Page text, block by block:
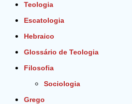
Teologia
Escatologia
Hebraico
Glossário de Teologia
Filosofia
Sociologia
Grego